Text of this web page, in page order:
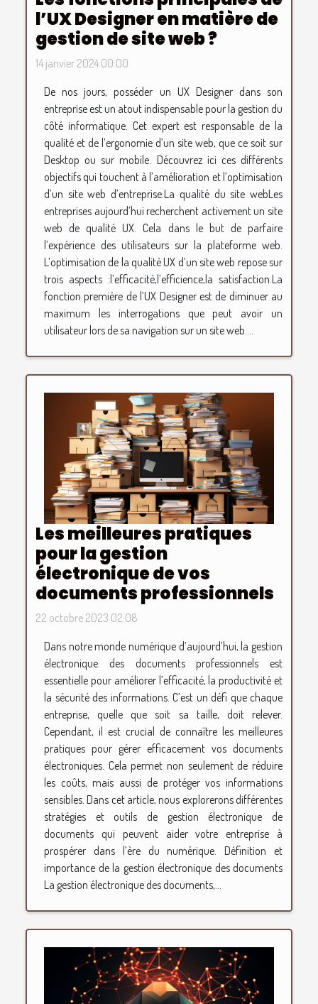
l’UX Designer en matière de
gestion de site web ?
14 janvier 2024 00:00
De nos jours, posséder un UX Designer dans son
entreprise est un atout indispensable pour la gestion du
côté informatique. Cet expert est responsable de la
qualité et de l’ergonomie d’un site web, que ce soit sur
Desktop ou sur mobile. Découvrez ici ces différents
objectifs qui touchent à l’amélioration et l’optimisation
d’un site web d’entreprise.La qualité du site webLes
entreprises aujourd’hui recherchent activement un site
web de qualité UX. Cela dans le but de parfaire
l’expérience des utilisateurs sur la plateforme web.
L’optimisation de la qualité UX d’un site web repose sur
trois aspects :l’efficacité,l’efficience,la satisfaction.La
fonction première de l’UX Designer est de diminuer au
maximum les interrogations que peut avoir un
utilisateur lors de sa navigation sur un site web....
Les meilleures pratiques
pour la gestion
électronique de vos
documents professionnels
22 octobre 2023 02:08
Dans notre monde numérique d’aujourd’hui, la gestion
électronique des documents professionnels est
essentielle pour améliorer l’efficacité, la productivité et
la sécurité des informations. C’est un défi que chaque
entreprise, quelle que soit sa taille, doit relever.
Cependant, il est crucial de connaître les meilleures
pratiques pour gérer efficacement vos documents
électroniques. Cela permet non seulement de réduire
les coûts, mais aussi de protéger vos informations
sensibles. Dans cet article, nous explorerons différentes
stratégies et outils de gestion électronique de
documents qui peuvent aider votre entreprise à
prospérer dans l’ère du numérique. Définition et
importance de la gestion électronique des documents
La gestion électronique des documents,...